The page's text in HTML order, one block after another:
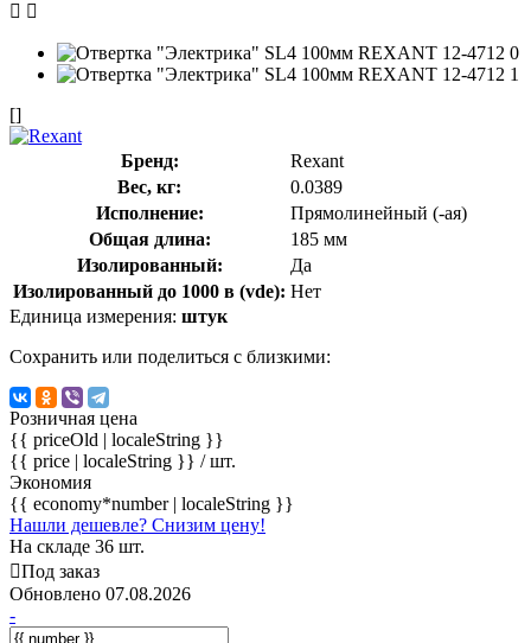
[]
Бренд:
Rexant
Вес, кг:
0.0389
Исполнение:
Прямолинейный (-ая)
Общая длина:
185 мм
Изолированный:
Да
Изолированный до 1000 в (vde): Нет
Единица измерения: штук
Сохранить или поделиться с близкими:
Розничная цена
{{ priceOld | localeString }}
{{ price | localeString }} / шт.
Экономия
{{ economy*number | localeString }}
Нашли дешевле? Снизим цену!
На складе 36 шт.
Под заказ
Обновлено 07.08.2026
-